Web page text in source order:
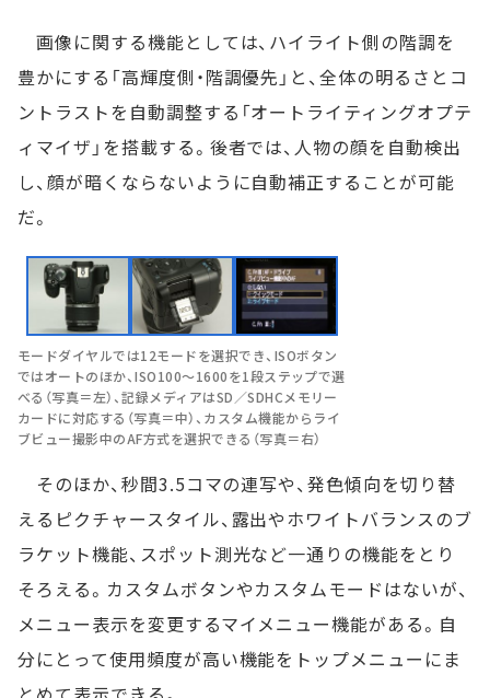
画像に関する機能としては、ハイライト側の階調を
豊かにする「高輝度側・階調優先」と、全体の明るさとコ
ントラストを自動調整する「オートライティングオプテ
ィマイザ」を搭載する。後者では、人物の顔を自動検出
し、顔が暗くならないように自動補正することが可能
だ。
モードダイヤルでは12モードを選択でき、ISOボタン
ではオートのほか、ISO100～1600を1段ステップで選
べる（写真＝左）、記録メディアはSD／SDHCメモリー
カードに対応する（写真＝中）、カスタム機能からライ
ブビュー撮影中のAF方式を選択できる（写真＝右）
そのほか、秒間3.5コマの連写や、発色傾向を切り替
えるピクチャースタイル、露出やホワイトバランスのブ
ラケット機能、スポット測光など一通りの機能をとり
そろえる。カスタムボタンやカスタムモードはないが、
メニュー表示を変更するマイメニュー機能がある。自
分にとって使用頻度が高い機能をトップメニューにま